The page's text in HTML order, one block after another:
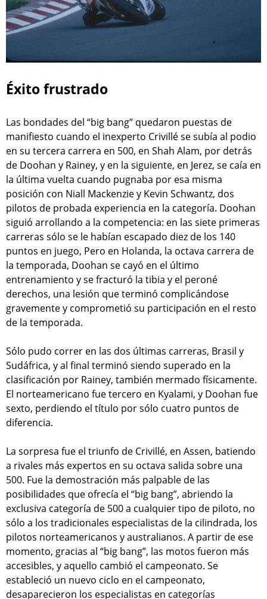
Éxito frustrado
Las bondades del “big bang” quedaron puestas de
manifiesto cuando el inexperto Crivillé se subía al podio
en su tercera carrera en 500, en Shah Alam, por detrás
de Doohan y Rainey, y en la siguiente, en Jerez, se caía en
la última vuelta cuando pugnaba por esa misma
posición con Niall Mackenzie y Kevin Schwantz, dos
pilotos de probada experiencia en la categoría. Doohan
siguió arrollando a la competencia: en las siete primeras
carreras sólo se le habían escapado diez de los 140
puntos en juego, Pero en Holanda, la octava carrera de
la temporada, Doohan se cayó en el último
entrenamiento y se fracturó la tibia y el peroné
derechos, una lesión que terminó complicándose
gravemente y comprometió su participación en el resto
de la temporada.
Sólo pudo correr en las dos últimas carreras, Brasil y
Sudáfrica, y al final terminó siendo superado en la
clasificación por Rainey, también mermado físicamente.
El norteamericano fue tercero en Kyalami, y Doohan fue
sexto, perdiendo el título por sólo cuatro puntos de
diferencia.
La sorpresa fue el triunfo de Crivillé, en Assen, batiendo
a rivales más expertos en su octava salida sobre una
500. Fue la demostración más palpable de las
posibilidades que ofrecía el “big bang”, abriendo la
exclusiva categoría de 500 a cualquier tipo de piloto, no
sólo a los tradicionales especialistas de la cilindrada, los
pilotos norteamericanos y australianos. A partir de ese
momento, gracias al “big bang”, las motos fueron más
accesibles, y aquello cambió el campeonato. Se
estableció un nuevo ciclo en el campeonato,
desaparecieron los especialistas en categorías